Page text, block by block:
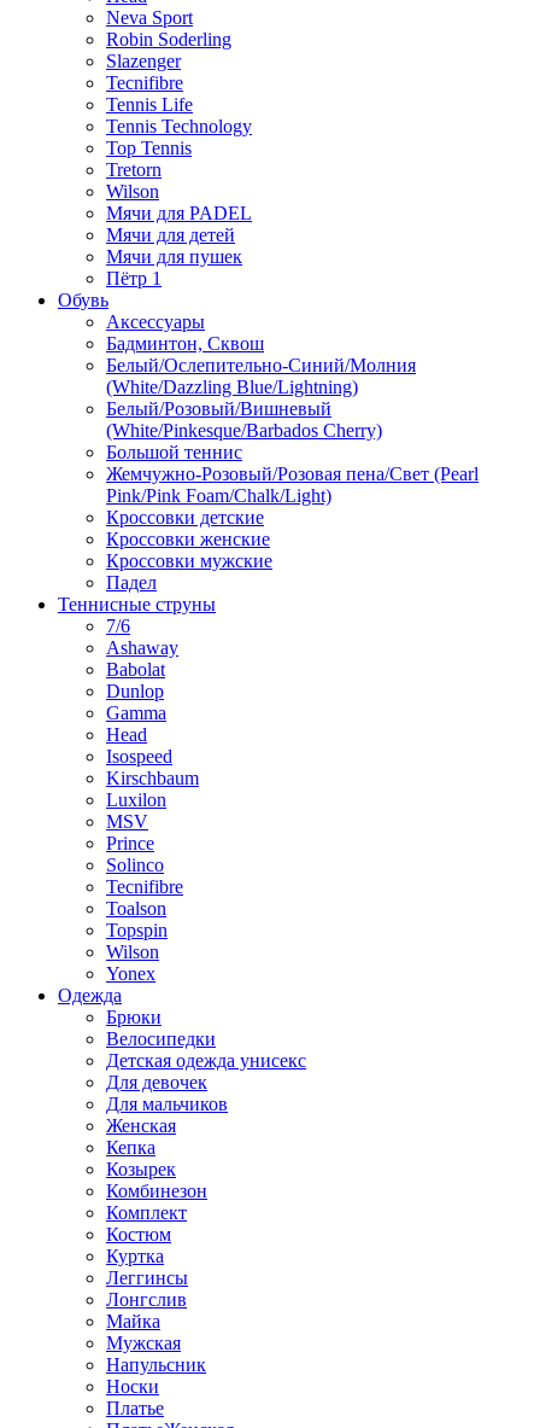
Neva Sport
Robin Soderling
Slazenger
Tecnifibre
Tennis Life
Tennis Technology
Top Tennis
Tretorn
Wilson
Мячи для PADEL
Мячи для детей
Мячи для пушек
Пётр 1
Обувь
Аксессуары
Бадминтон, Сквош
Белый/Ослепительно-Синий/Молния
(White/Dazzling Blue/Lightning)
Белый/Розовый/Вишневый
(White/Pinkesque/Barbados Cherry)
Большой теннис
Жемчужно-Розовый/Розовая пена/Свет (Pearl
Pink/Pink Foam/Chalk/Light)
Кроссовки детские
Кроссовки женские
Кроссовки мужские
Падел
Теннисные струны
7/6
Ashaway
Babolat
Dunlop
Gamma
Head
Isospeed
Kirschbaum
Luxilon
MSV
Prince
Solinco
Tecnifibre
Toalson
Topspin
Wilson
Yonex
Одежда
Брюки
Велосипедки
Детская одежда унисекс
Для девочек
Для мальчиков
Женская
Кепка
Козырек
Комбинезон
Комплект
Костюм
Куртка
Леггинсы
Лонгслив
Майка
Мужская
Напульсник
Носки
Платье